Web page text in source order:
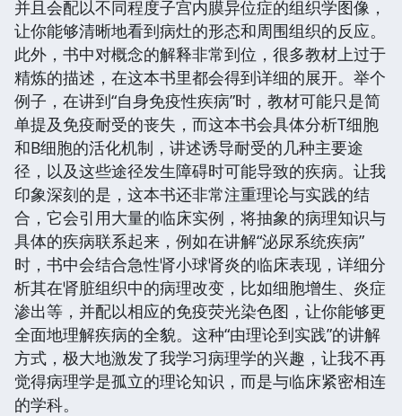
并且会配以不同程度子宫内膜异位症的组织学图像，
让你能够清晰地看到病灶的形态和周围组织的反应。
此外，书中对概念的解释非常到位，很多教材上过于
精炼的描述，在这本书里都会得到详细的展开。举个
例子，在讲到“自身免疫性疾病”时，教材可能只是简
单提及免疫耐受的丧失，而这本书会具体分析T细胞
和B细胞的活化机制，讲述诱导耐受的几种主要途
径，以及这些途径发生障碍时可能导致的疾病。让我
印象深刻的是，这本书还非常注重理论与实践的结
合，它会引用大量的临床实例，将抽象的病理知识与
具体的疾病联系起来，例如在讲解“泌尿系统疾病”
时，书中会结合急性肾小球肾炎的临床表现，详细分
析其在肾脏组织中的病理改变，比如细胞增生、炎症
渗出等，并配以相应的免疫荧光染色图，让你能够更
全面地理解疾病的全貌。这种“由理论到实践”的讲解
方式，极大地激发了我学习病理学的兴趣，让我不再
觉得病理学是孤立的理论知识，而是与临床紧密相连
的学科。